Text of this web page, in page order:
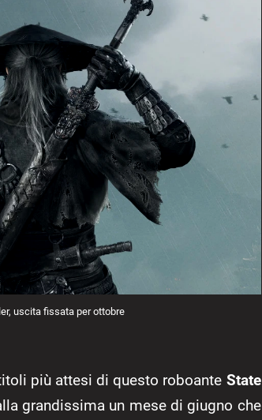
uscita fissata per ottobre
più attesi di questo roboante State
grandissima un mese di giugno che